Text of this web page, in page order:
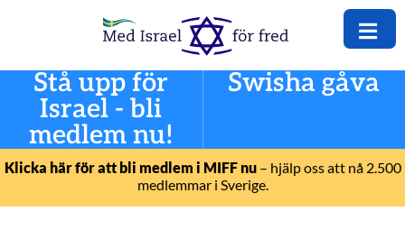
Stå upp för
Israel - bli
medlem nu!
Swisha gåva
Klicka här för att bli medlem i MIFF nu– hjälp oss att nå 2.500
medlemmar i Sverige.